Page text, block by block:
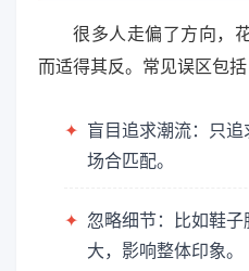
很多人走偏了方向，
而适得其反。常见误区包括
✦ 盲目追求潮流：只追
场合匹配。
✦ 忽略细节：比如鞋
大，影响整体印象。